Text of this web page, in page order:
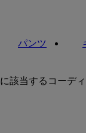
パンツ
該当するコーディ